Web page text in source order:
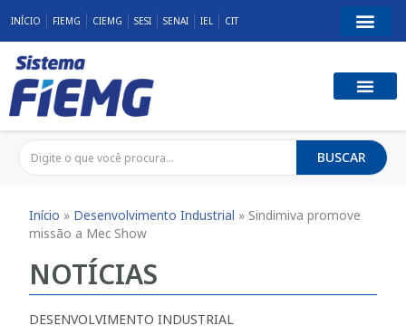
INÍCIO FIEMG CIEMG SESI SENAI IEL CIT
BUSCAR
Início » Desenvolvimento Industrial » Sindimiva promove
missão a Mec Show
NOTÍCIAS
DESENVOLVIMENTO INDUSTRIAL